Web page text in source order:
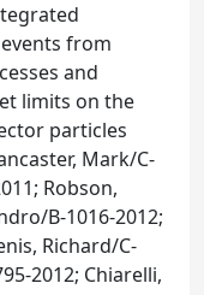
from
and
limits on the
particles
Mark/C-
Robson,
B-1016-2012;
Richard/C-
2012; Chiarelli,